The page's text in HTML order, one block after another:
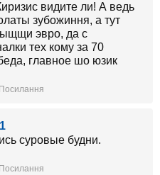
видите ли! А ведь
зубожиння, а тут
эвро, да с
тех кому за 70
главное шо юзик
Посилання
суровые будни.
Посилання